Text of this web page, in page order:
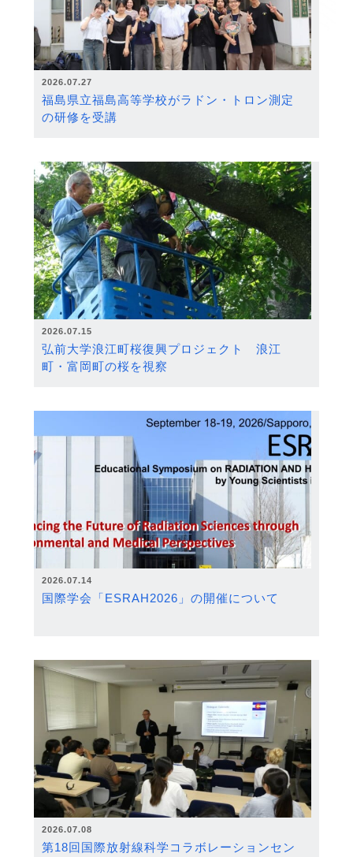
2026.07.27
福島県立福島高等学校がラドン・トロン測定
の研修を受講
2026.07.15
弘前大学浪江町桜復興プロジェクト 浪江
町・富岡町の桜を視察
2026.07.14
国際学会「ESRAH2026」の開催について
2026.07.08
第18回国際放射線科学コラボレーションセン